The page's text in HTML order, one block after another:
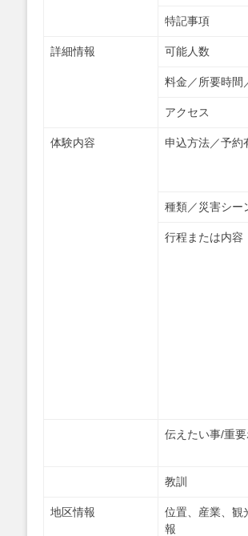
特記事項
詳細情報 可能人数
料金／所要時間
アクセス
体験内容 申込方法／予約
種類／災害シー
行程または内容
伝えたい事/重要
教訓
地区情報
位置、産業、観
報